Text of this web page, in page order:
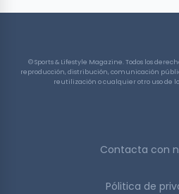
© Sports & Lifestyle Magazine. Todos los
reproducción, distribución, comunicación
reutilización o cualquier otro uso de
Contacta con
Pólitica de